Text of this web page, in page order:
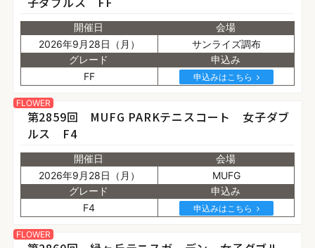
開催日
2026年9月28日（月）
会場
サンライズ調布
グレード
FF
申込み
申込みはこちら
第2859回 MUFG PARKテニスコート 女子ダブ
ルス F4
開催日
2026年9月28日（月）
会場
MUFG
グレード
F4
申込み
申込みはこちら
FLOWER
FLOWER